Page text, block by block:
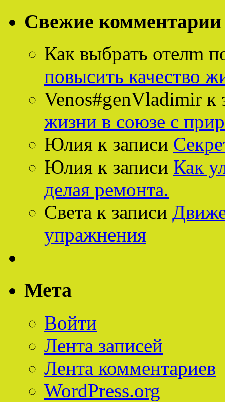
Свежие комментарии
Как выбрать отелm
повысить качество
Venos#genVladimir к
жизни в союзе с
Юлия к записи
Юлия к записи Как
делая ремонта.
Света к записи
упражнения
Мета
Войти
Лента записей
Лента комментариев
WordPress.org